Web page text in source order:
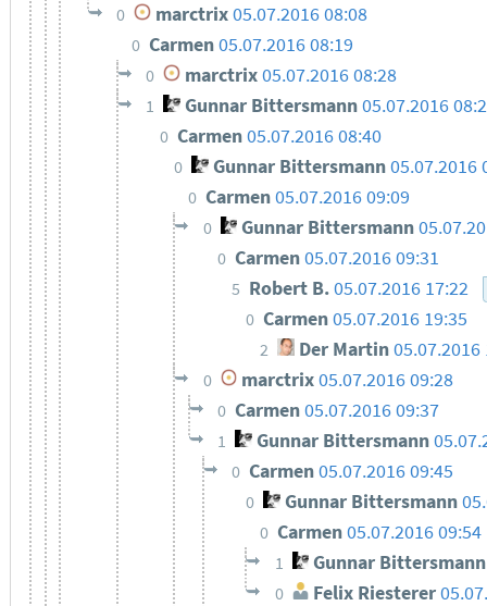
0 marctrix05.07.2016 08:08
0 Carmen05.07.2016 08:19
0 marctrix 05.07.2016 08:28
1 Gunnar Bittersmann 05.07.2016
0 Carmen05.07.2016 08:40
0 Gunnar Bittersmann05.07.2016
0 Carmen05.07.2016 09:09
0 Gunnar Bittersmann
0 Carmen05.07.2016 09:31
5 Robert B.05.07.2016 17:22
0 Carmen05.07.2016 19:35
2 Der Martin
0 marctrix05.07.2016 09:28
0 Carmen05.07.2016 09:37
1 Gunnar Bittersmann
0 Carmen05.07.2016 09:45
0 Gunnar Bittersmann
0 Carmen05.07.2016 09:54
1 Gunnar Bittersmann
0 Felix Riesterer